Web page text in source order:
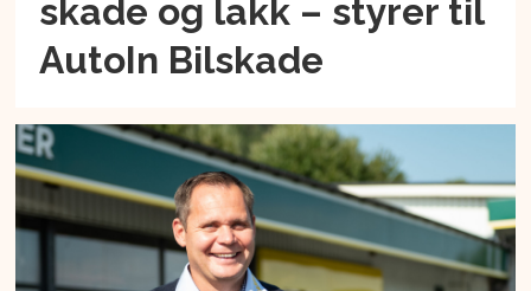
skade og lakk – styrer til
AutoIn Bilskade